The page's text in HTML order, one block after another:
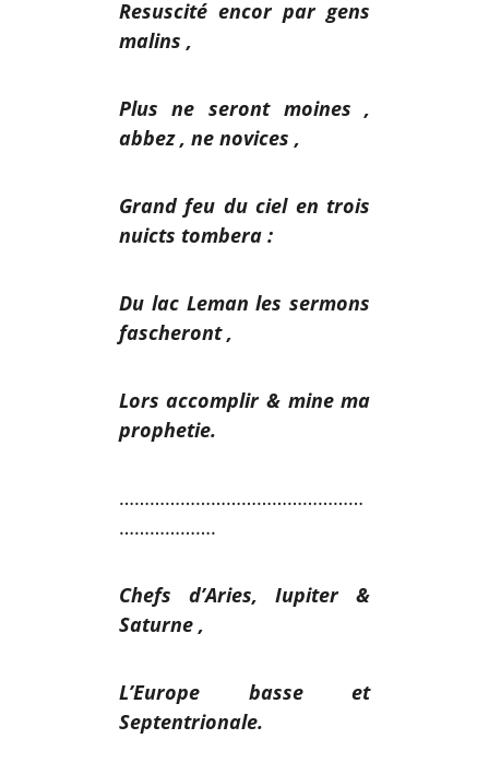
Resuscité encor par gens
malins ,
Plus ne seront moines ,
abbez , ne novices ,
Grand feu du ciel en trois
nuicts tombera :
Du lac Leman les sermons
fascheront ,
Lors accomplir & mine ma
prophetie.
…………………………………………
……………….
Chefs d’Aries, Iupiter &
Saturne ,
L’Europe basse et
Septentrionale.